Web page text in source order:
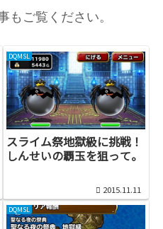
もご覧ください。
DQMSL
スライム祭地獄級に挑戦！
しんせいの覇玉を狙って。
2015.11.11
DQMSL